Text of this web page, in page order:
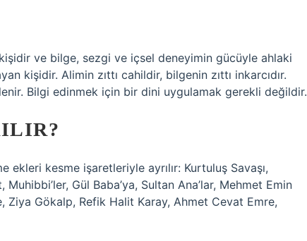
ve bilge, sezgi ve içsel deneyimin gücüyle ahlaki
kişidir. Alimin zıttı cahildir, bilgenin zıttı inkarcıdır.
Bilgi edinmek için bir dini uygulamak gerekli değildir.
kesme işaretleriyle ayrılır: Kurtuluş Savaşı,
Gül Baba’ya, Sultan Ana’lar, Mehmet Emin
Ziya Gökalp, Refik Halit Karay, Ahmet Cevat Emre,